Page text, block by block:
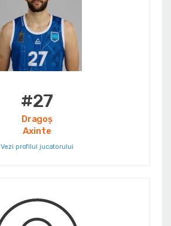
#27
Dragoș
Axinte
Vezi profilul jucatorului